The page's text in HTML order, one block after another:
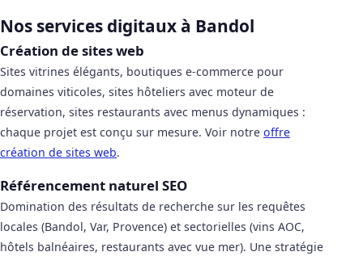
Nos services digitaux à Bandol
Création de sites web
Sites vitrines élégants, boutiques e-commerce pour
domaines viticoles, sites hôteliers avec moteur de
réservation, sites restaurants avec menus dynamiques :
chaque projet est conçu sur mesure. Voir notre offre
création de sites web.
Référencement naturel SEO
Domination des résultats de recherche sur les requêtes
locales (Bandol, Var, Provence) et sectorielles (vins AOC,
hôtels balnéaires, restaurants avec vue mer). Une stratégie